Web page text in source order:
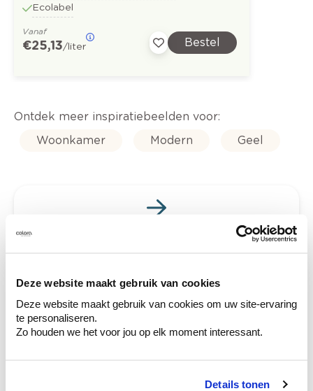
Deze website maakt gebruik van cookies
Deze website maakt gebruik van cookies om uw site-ervaring
te personaliseren.
Zo houden we het voor jou op elk moment interessant.
Details tonen
Ecolabel
Vanaf
€ 25,13/liter Bestel
Ontdek meer inspiratiebeelden voor:
Woonkamer
Modern Geel
Ga samen met de kleuradviseur door je
Krijg kleuradvies op basis van de lichtinval
Krijg ineens een technologische check-up
van je muren.